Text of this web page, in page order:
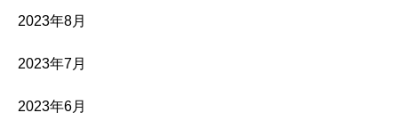
2023年8月
2023年7月
2023年6月